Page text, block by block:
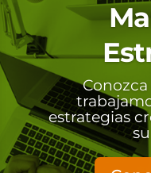
estrategias